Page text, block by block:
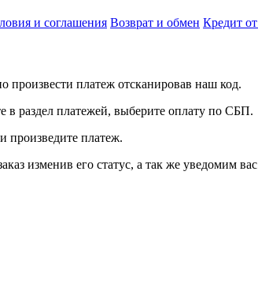
и соглашения Возврат и обмен Кредит
платеж отсканировав наш код.
в раздел платежей, выберите оплату по СБП.
произведите платеж.
изменив его статус, а так же уведомим